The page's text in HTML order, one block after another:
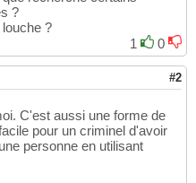
?
?
1
0
#2
C'est aussi une forme de
pour un criminel d'avoir
personne en utilisant